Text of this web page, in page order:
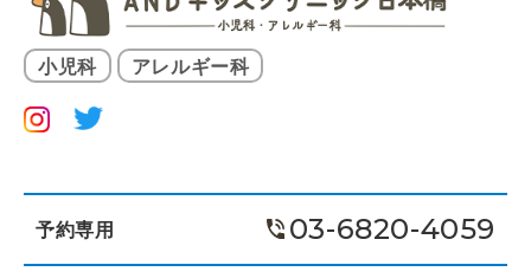
小児科 アレルギー科
予約専用 03-6820-4059